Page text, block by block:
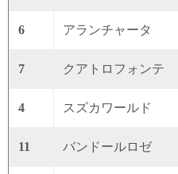
6 アランチャータ
7 クアトロフォンテ
4 スズカワールド
11 バンドールロゼ